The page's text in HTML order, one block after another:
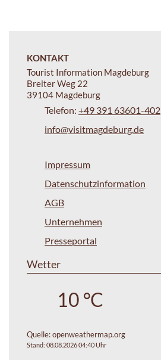
KONTAKT
Tourist Information Magdeburg
Breiter Weg 22
39104 Magdeburg
Telefon: +49 391 63601-402
info@visitmagdeburg.de
Impressum
Datenschutzinformation
AGB
Unternehmen
Presseportal
Wetter
10 °C
Quelle:openweathermap.org
Stand: 08.08.2026 04:40 Uhr